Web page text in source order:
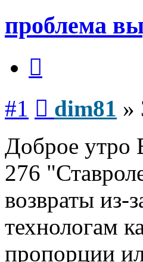
проблема
#1 dim81 »
Доброе утро
276
возвраты из-
технологам
пропорции